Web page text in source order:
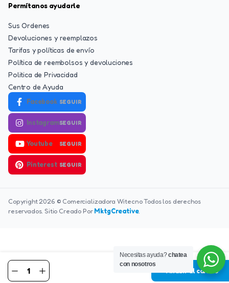
FONKINK
500
Añadir al carrito
Permítanos ayudarle
Sus Ordenes
Devoluciones y reemplazos
Tarifas y políticas de envío
Política de reembolsos y devoluciones
Politica de Privacidad
Centro de Ayuda
Facebook SEGUIR
InstagramSEGUIR
Youtube SEGUIR
Pinterest SEGUIR
Copyright 2026 © Comercializadora Witecno Todos los derechos
reservados. Sitio Creado PorMktgCreative.
TIENDA
Necesitas ayuda?chatea
con nosotros